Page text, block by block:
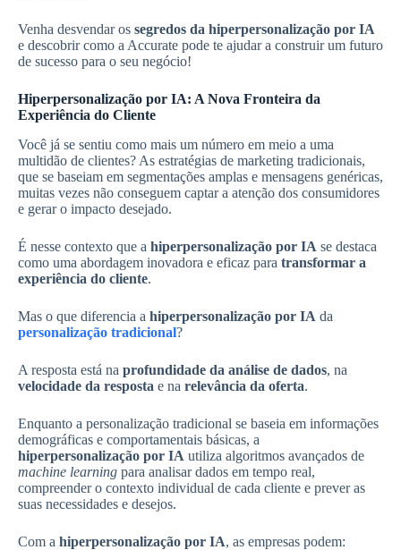
Venha desvendar os segredos da hiperpersonalização por IA
e descobrir como a Accurate pode te ajudar a construir um futuro
de sucesso para o seu negócio!
Hiperpersonalização por IA: A Nova Fronteira da
Experiência do Cliente
Você já se sentiu como mais um número em meio a uma
multidão de clientes? As estratégias de marketing tradicionais,
que se baseiam em segmentações amplas e mensagens genéricas,
muitas vezes não conseguem captar a atenção dos consumidores
e gerar o impacto desejado.
É nesse contexto que a hiperpersonalização por IA se destaca
como uma abordagem inovadora e eficaz para transformar a
experiência do cliente.
Mas o que diferencia a hiperpersonalização por IA da
personalização tradicional?
A resposta está na profundidade da análise de dados, na
velocidade da resposta e na relevância da oferta.
Enquanto a personalização tradicional se baseia em informações
demográficas e comportamentais básicas, a
hiperpersonalização por IA utiliza algoritmos avançados de
machine learning para analisar dados em tempo real,
compreender o contexto individual de cada cliente e prever as
suas necessidades e desejos.
Com a hiperpersonalização por IA, as empresas podem: